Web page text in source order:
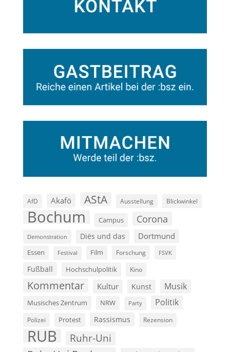
AfD Akafö AStA Ausstellung Blickwinkel
Bochum Campus Corona
Demonstration Diës und das Dortmund
Essen Festival Film Forschung FSVK
Fußball Hochschulpolitik Kino
Kommentar Kultur Kunst Musik
Musisches Zentrum NRW Party Politik
Polizei Protest Rassismus Rezension
RUB Ruhr-Uni